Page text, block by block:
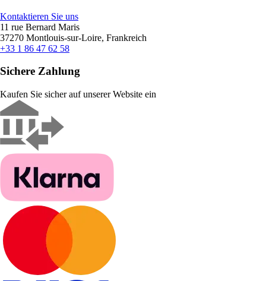
Kontaktieren Sie uns
11 rue Bernard Maris
37270 Montlouis-sur-Loire, Frankreich
+33 1 86 47 62 58
Sichere Zahlung
Kaufen Sie sicher auf unserer Website ein